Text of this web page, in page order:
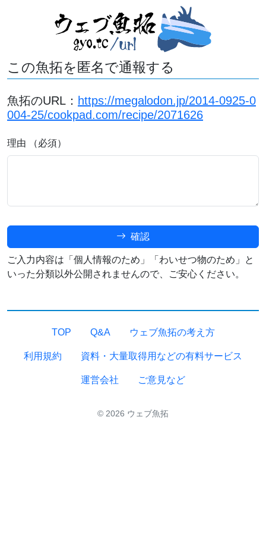
この魚拓を匿名で通報する
魚拓のURL： https://megalodon.jp/2014-0925-0
004-25/cookpad.com/recipe/2071626
理由 （必須）
確認
ご入力内容は「個人情報のため」「わいせつ物のため」と
いった分類以外公開されませんので、ご安心ください。
TOP Q&A ウェブ魚拓の考え方
利用規約 資料・大量取得用などの有料サービス
運営会社 ご意見など
© 2026 ウェブ魚拓